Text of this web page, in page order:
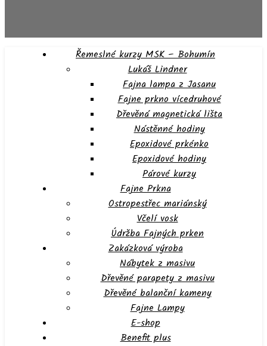
Řemeslné kurzy MSK – Bohumín
Lukáš Lindner
Fajna lampa z Jasanu
Fajne prkno vícedruhové
Dřevěná magnetická lišta
Nástěnné hodiny
Epoxidové prkénko
Epoxidové hodiny
Párové kurzy
Fajne Prkna
Ostropestřec mariánský
Včelí vosk
Údržba Fajných prken
Zakázková výroba
Nábytek z masivu
Dřevěné parapety z masivu
Dřevěné balanční kameny
Fajne Lampy
E-shop
Benefit plus